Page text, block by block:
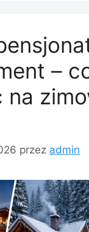
–
na
przez admin